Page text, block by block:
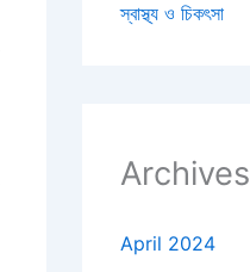
স্বাস্থ্য ও চিকৎসা
Archives
April 2024